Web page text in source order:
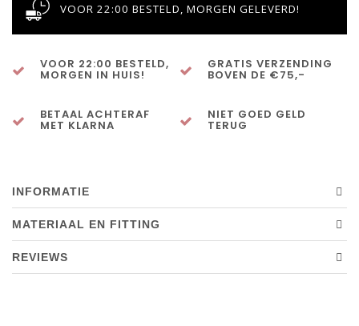
VOOR 22:00 BESTELD, MORGEN GELEVERD!
VOOR 22:00 BESTELD,
MORGEN IN HUIS!
GRATIS VERZENDING
BOVEN DE €75,-
BETAAL ACHTERAF
MET KLARNA
NIET GOED GELD
TERUG
INFORMATIE
MATERIAAL EN FITTING
REVIEWS